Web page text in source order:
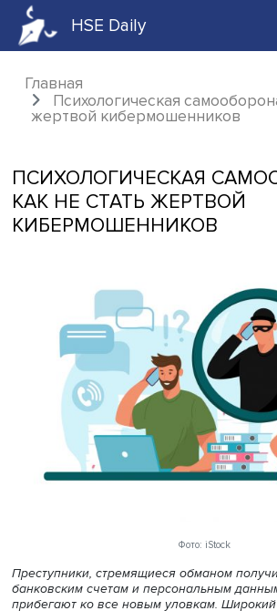
HSE Daily
Главная
Психологическая
ПСИХОЛОГИЧЕСКАЯ
КАК НЕ СТАТЬ ЖЕРТВОЙ